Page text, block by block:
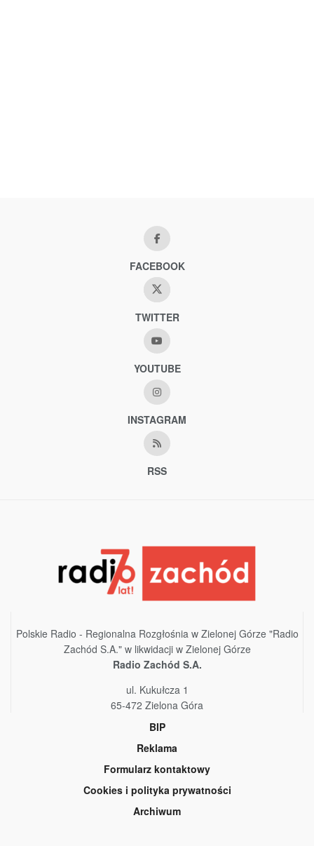
FACEBOOK
TWITTER
YOUTUBE
INSTAGRAM
RSS
Polskie Radio - Regionalna Rozgłośnia w Zielonej Górze "Radio
Zachód S.A." w likwidacji w Zielonej Górze
Radio Zachód S.A.
ul. Kukułcza 1
65-472 Zielona Góra
BIP
Reklama
Formularz kontaktowy
Cookies i polityka prywatności
Archiwum